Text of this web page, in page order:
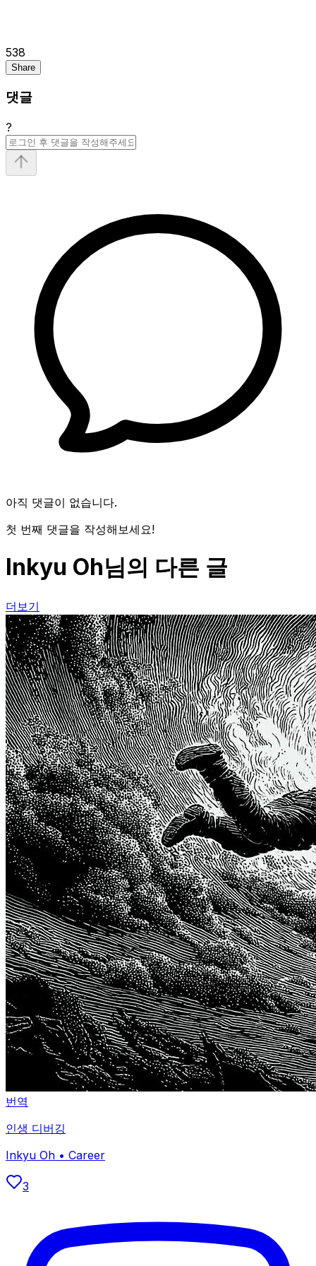
538
Share
댓글
?
아직 댓글이 없습니다.
첫 번째 댓글을 작성해보세요!
Inkyu Oh님의 다른 글
더보기
번역
인생 디버깅
Inkyu Oh • Career
3